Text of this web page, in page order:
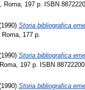
Roma, 197 p. ISBN
Storia bibliografica
177 p.
Storia bibliografica
197 p. ISBN
Storia bibliografica